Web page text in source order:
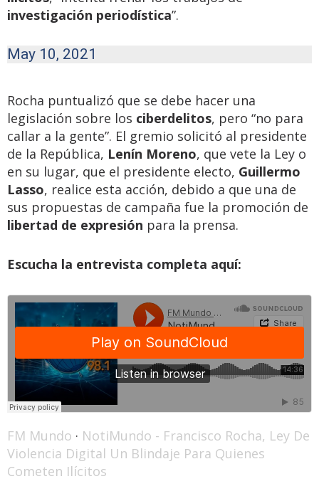
investigación periodística”.
May 10, 2021
Rocha puntualizó que se debe hacer una
legislación sobre los ciberdelitos, pero “no para
callar a la gente”. El gremio solicitó al presidente
de la República, Lenín Moreno, que vete la Ley o
en su lugar, que el presidente electo, Guillermo
Lasso, realice esta acción, debido a que una de
sus propuestas de campaña fue la promoción de
libertad de expresión para la prensa.
Escucha la entrevista completa aquí:
FM Mundo · NotiMundo - Francisco Rocha, Ley De
Violencia Digital Un Blindaje Para Quienes
Cometen Ilícitos